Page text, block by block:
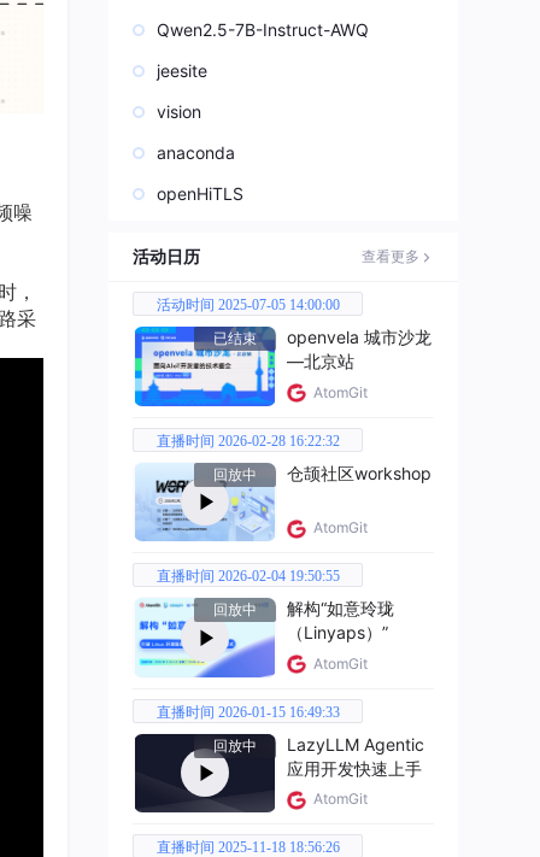
噪
，
采
Qwen2.5-7B-Instruct-AWQ
jeesite
vision
anaconda
openHiTLS
活动日历 查看更多
活动时间 2025-07-05 14:00:00
已结束
openvela 城市沙龙
—北京站
AtomGit
直播时间 2026-02-28 16:22:32
回放中
仓颉社区workshop
AtomGit
直播时间 2026-02-04 19:50:55
回放中
解构“如意玲珑
（Linyaps）”
AtomGit
直播时间 2026-01-15 16:49:33
回放中
LazyLLM Agentic
应用开发快速上手
AtomGit
直播时间 2025-11-18 18:56:26